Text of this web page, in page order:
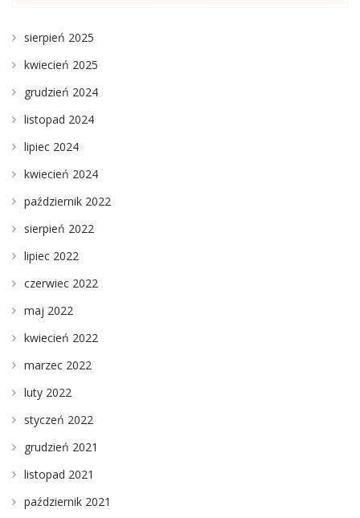
sierpień 2025
kwiecień 2025
grudzień 2024
listopad 2024
lipiec 2024
kwiecień 2024
październik 2022
sierpień 2022
lipiec 2022
czerwiec 2022
maj 2022
kwiecień 2022
marzec 2022
luty 2022
styczeń 2022
grudzień 2021
listopad 2021
październik 2021